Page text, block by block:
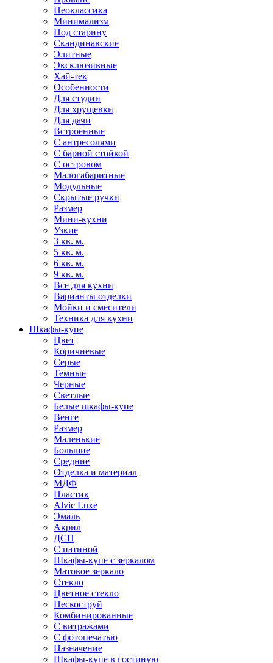
Неоклассика
Минимализм
Под старину
Скандинавские
Элитные
Эксклюзивные
Хай-тек
Особенности
Для студии
Для хрущевки
Для дачи
Встроенные
С антресолями
С барной стойкой
С островом
Малогабаритные
Модульные
Скрытые ручки
Размер
Мини-кухни
Узкие
3 кв. м.
5 кв. м.
6 кв. м.
9 кв. м.
Все для кухни
Варианты отделки
Мойки и смесители
Техника для кухни
Шкафы-купе
Цвет
Коричневые
Серые
Темные
Черные
Светлые
Белые шкафы-купе
Венге
Размер
Маленькие
Большие
Средние
Отделка и материал
МДФ
Пластик
Alvic Luxe
Эмаль
Акрил
ДСП
С патиной
Шкафы-купе с зеркалом
Матовое зеркало
Стекло
Цветное стекло
Пескоструй
Комбинированные
С витражами
С фотопечатью
Назначение
Шкафы-купе в гостиную